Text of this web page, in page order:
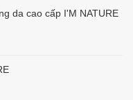
da cao cấp I'M NATURE